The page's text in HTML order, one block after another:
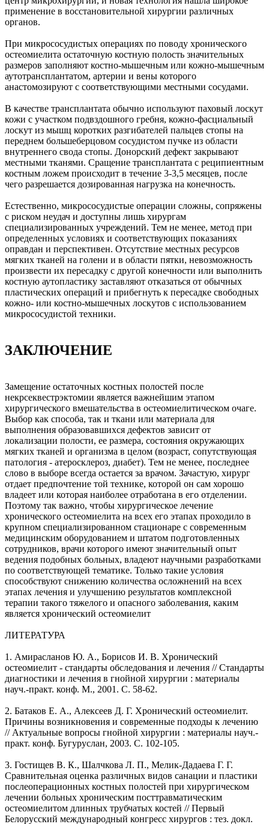
применение в восстановительной хирургии различных
органов.
При микрососудистых операциях по поводу хронического
остеомиелита остаточную костную полость значительных
размеров заполняют костно-мышечным или кожно-мышечным
аутотрансплантатом, артерии и вены которого
анастомозируют с соответствующими местными сосудами.
В качестве трансплантата обычно используют паховый лоскут
кожи с участком подвздошного гребня, кожно-фасциальный
лоскут из мышц коротких разгибателей пальцев стопы на
переднем большеберцовом сосудистом пучке из области
внутреннего свода стопы. Донорский дефект закрывают
местными тканями. Сращение трансплантата с реципиентным
костным ложем происходит в течение 3-3,5 месяцев, после
чего разрешается дозированная нагрузка на конечность.
Естественно, микрососудистые операции сложны, сопряжены
с риском неудач и доступны лишь хирургам
специализированных учреждений. Тем не менее, метод при
определенных условиях и соответствующих показаниях
оправдан и перспективен. Отсутствие местных ресурсов
мягких тканей на голени и в области пятки, невозможность
произвести их пересадку с другой конечности или выполнить
костную аутопластику заставляют отказаться от обычных
пластических операций и прибегнуть к пересадке свободных
кожно- или костно-мышечных лоскутов с использованием
микрососудистой техники.
ЗАКЛЮЧЕНИЕ
Замещение остаточных костных полостей после
некрсеквестрэктомии является важнейшим этапом
хирургического вмешательства в остеомиелитическом очаге.
Выбор как способа, так и ткани или материала для
выполнения образовавшихся дефектов зависит от
локализации полости, ее размера, состояния окружающих
мягких тканей и организма в целом (возраст, сопутствующая
патология - атеросклероз, диабет). Тем не менее, последнее
слово в выборе всегда остается за врачом. Зачастую, хирург
отдает предпочтение той технике, которой он сам хорошо
владеет или которая наиболее отработана в его отделении.
Поэтому так важно, чтобы хирургическое лечение
хронического остеомиелита на всех его этапах проходило в
крупном специализированном стационаре с современным
медицинским оборудованием и штатом подготовленных
сотрудников, врачи которого имеют значительный опыт
ведения подобных больных, владеют научными разработками
по соответствующей тематике. Только такие условия
способствуют снижению количества осложнений на всех
этапах лечения и улучшению результатов комплексной
терапии такого тяжелого и опасного заболевания, каким
является хронический остеомиелит
ЛИТЕРАТУРА
1. Амирасланов Ю. А., Борисов И. В. Хронический
остеомиелит - стандарты обследования и лечения // Стандарты
диагностики и лечения в гнойной хирургии : материалы
науч.-практ. конф. М., 2001. С. 58-62.
2. Батаков Е. А., Алексеев Д. Г. Хронический остеомиелит.
Причины возникновения и современные подходы к лечению
// Актуальные вопросы гнойной хирургии : материалы науч.-
практ. конф. Бугуруслан, 2003. С. 102-105.
3. Гостищев В. К., Шалчкова Л. П., Мелик-Дадаева Г. Г.
Сравнительная оценка различных видов санации и пластики
послеоперационных костных полостей при хирургическом
лечении больных хроническим посттравматическим
остеомиелитом длинных трубчатых костей // Первый
Белорусский международный конгресс хирургов : тез. докл.